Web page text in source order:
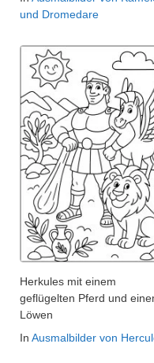
und Dromedare
Herkules mit einem
geflügelten Pferd und
Löwen
In Ausmalbilder von